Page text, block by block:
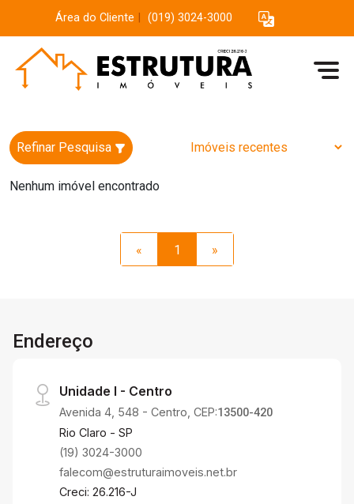
Área do Cliente (019) 3024-3000
Refinar Pesquisa
Nenhum imóvel encontrado
« 1 »
Endereço
Unidade I - Centro
Avenida 4, 548 - Centro, CEP:13500-420
Rio Claro - SP
(19) 3024-3000
falecom@estruturaimoveis.net.br
Creci: 26.216-J